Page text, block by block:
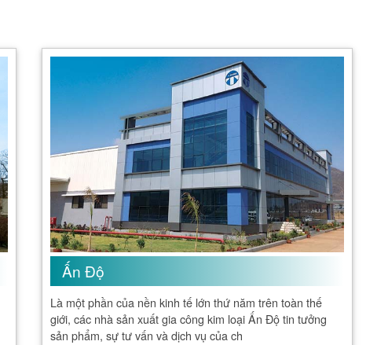
Ấn Độ
Là một phần của nền kinh tế lớn thứ năm trên toàn thế
giới, các nhà sản xuất gia công kim loại Ấn Độ tin tưởng
sản phẩm, sự tư vấn và dịch vụ của ch